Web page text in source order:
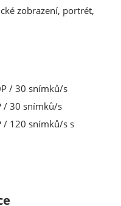
zobrazení, portrét,
/ 30 snímků/s
/ 30 snímků/s
/ 120 snímků/s s